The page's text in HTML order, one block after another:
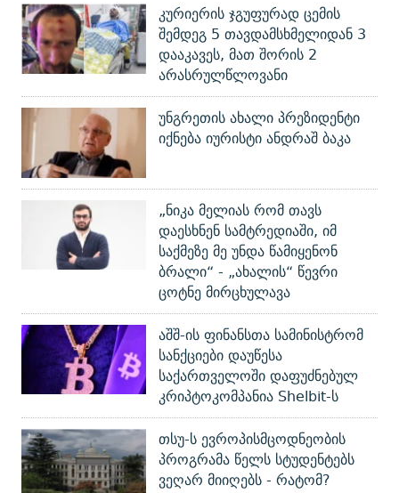
კურიერის ჯგუფურად ცემის
შემდეგ 5 თავდამსხმელიდან 3
დააკავეს, მათ შორის 2
არასრულწლოვანი
უნგრეთის ახალი პრეზიდენტი
იქნება იურისტი ანდრაშ ბაკა
„ნიკა მელიას რომ თავს
დაესხნენ სამტრედიაში, იმ
საქმეზე მე უნდა წამიყენონ
ბრალი“ - „ახალის“ წევრი
ცოტნე მირცხულავა
აშშ-ის ფინანსთა სამინისტრომ
სანქციები დაუწესა
საქართველოში დაფუძნებულ
კრიპტოკომპანია Shelbit-ს
თსუ-ს ევროპისმცოდნეობის
პროგრამა წელს სტუდენტებს
ვეღარ მიიღებს - რატომ?